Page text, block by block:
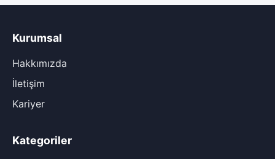
Kurumsal
Hakkımızda
İletişim
Kariyer
Kategoriler